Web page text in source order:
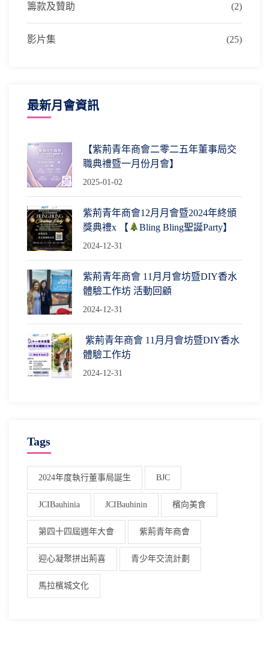
籌款及贊助 (2)
影片集 (25)
最新月會資訊
【紫荊青年商會二零二五年董事局交
職典禮暨一月份月會】
2025-01-02
紫荊青年商會12月月會暨2024年終頒
獎典禮x 【
Bling Bling聖誕Party】
2024-12-31
紫荊青年商會 11月月會坊暨DIY香水
體驗工作坊 活動回顧
2024-12-31
紫荊青年商會 11月月會坊暨DIY香水
體驗工作坊
2024-12-31
Tags
2024年度執行董事局誕生 BJC
JCIBauhinia JCIBauhinin 檳向美食
第四十四屆週年大會 紫荊青年商會
迎心凝聚拼出荊喜 青少年交流計劃
馬拉檳城文化